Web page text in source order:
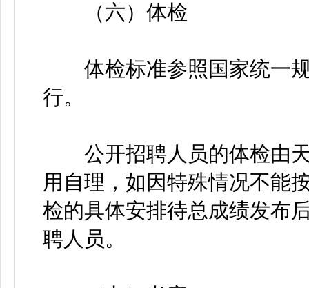
（六）体检
体检标准参照国家统一规
行。
公开招聘人员的体检由天
用自理，如因特殊情况不能
检的具体安排待总成绩发布
聘人员。